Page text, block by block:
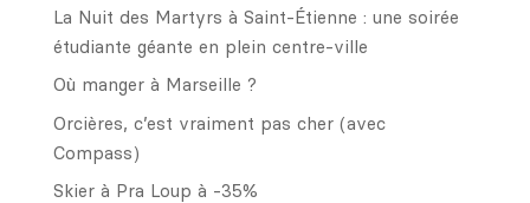
La Nuit des Martyrs à Saint-Étienne : une soirée
étudiante géante en plein centre-ville
Où manger à Marseille ?
Orcières, c’est vraiment pas cher (avec
Compass)
Skier à Pra Loup à -35%